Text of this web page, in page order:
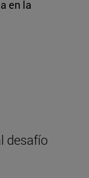
en la
desafío